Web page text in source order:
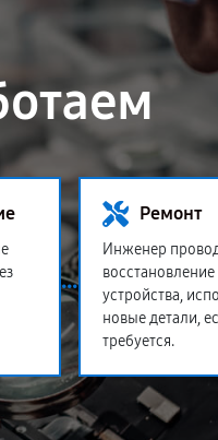
Ремонт
Инженер
восстановление
устройства,
новые детали,
требуется.